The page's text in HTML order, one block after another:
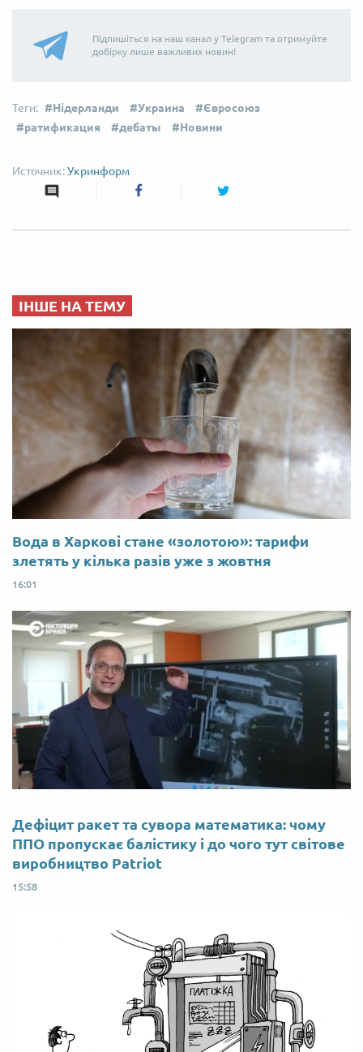
Підпишіться на наш канал у Telegram та отримуйте
добірку лише важливих новин!
Нідерланди Украина
Євросоюз
ратификация
дебаты Новини
Укринформ
ІНШЕ НА ТЕМУ
Вода в Харкові стане «золотою»: тарифи
злетять у кілька разів уже з жовтня
16:01
Дефіцит ракет та сувора математика: чому
ППО пропускає балістику і до чого тут світове
виробництво Patriot
15:58